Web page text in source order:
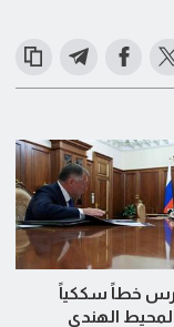
خطاً سككياً
الهندي